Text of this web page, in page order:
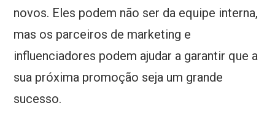
novos. Eles podem não ser da equipe interna,
mas os parceiros de marketing e
influenciadores podem ajudar a garantir que a
sua próxima promoção seja um grande
sucesso.